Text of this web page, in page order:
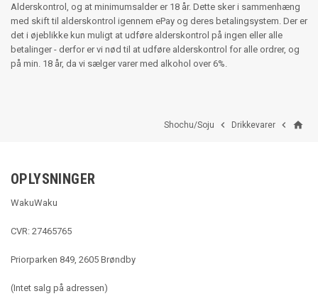
Alderskontrol, og at minimumsalder er 18 år. Dette sker i sammenhæng
med skift til alderskontrol igennem ePay og deres betalingsystem. Der er
det i øjeblikke kun muligt at udføre alderskontrol på ingen eller alle
betalinger - derfor er vi nød til at udføre alderskontrol for alle ordrer, og
på min. 18 år, da vi sælger varer med alkohol over 6%.
home

Drikkevarer

Shochu/Soju
OPLYSNINGER
WakuWaku
CVR: 27465765
Priorparken 849, 2605 Brøndby
(Intet salg på adressen)